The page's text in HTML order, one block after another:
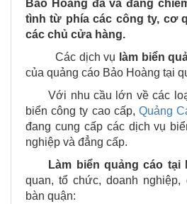
Bảo Hoàng đã và đang
tình từ phía các công ty, cơ
các chủ cửa hàng.
Các dịch vụ làm biển
của quảng cáo Bảo Hoàng tại
Với nhu cầu lớn về các
biển công ty cao cấp, Quảng
đang cung cấp các dịch vụ
nghiệp và đẳng cấp.
Làm biển quảng cáo tại
quan, tổ chức, doanh nghiệp,
bàn quận: